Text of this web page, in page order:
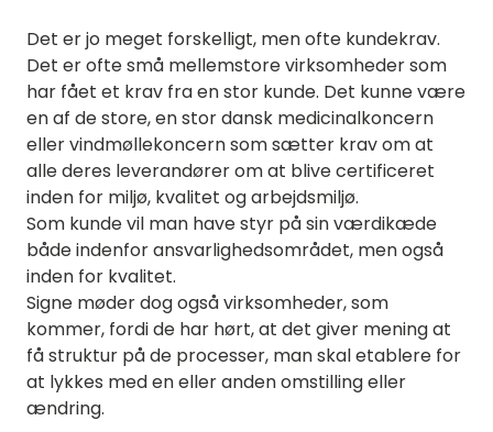
Det er jo meget forskelligt, men ofte kundekrav.
Det er ofte små mellemstore virksomheder som
har fået et krav fra en stor kunde. Det kunne være
en af de store, en stor dansk medicinalkoncern
eller vindmøllekoncern som sætter krav om at
alle deres leverandører om at blive certificeret
inden for miljø, kvalitet og arbejdsmiljø.
Som kunde vil man have styr på sin værdikæde
både indenfor ansvarlighedsområdet, men også
inden for kvalitet.
Signe møder dog også virksomheder, som
kommer, fordi de har hørt, at det giver mening at
få struktur på de processer, man skal etablere for
at lykkes med en eller anden omstilling eller
ændring.